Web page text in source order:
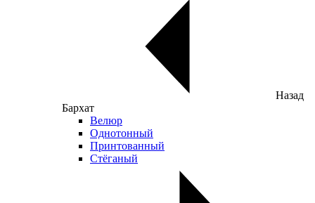
Назад
Бархат
Велюр
Однотонный
Принтованный
Стёганый